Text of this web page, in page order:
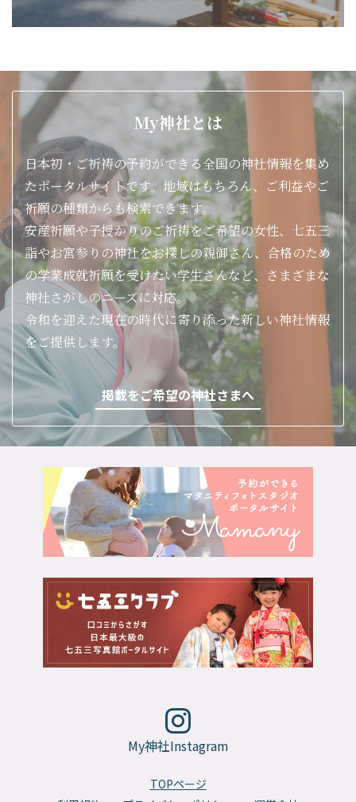
My神社とは
日本初・ご祈祷の予約ができる全国の神社情報を集め
たポータルサイトです。地域はもちろん、ご利益やご
祈願の種類からも検索できます。
安産祈願や子授かりのご祈祷をご希望の女性、七五三
詣やお宮参りの神社をお探しの親御さん、合格のため
の学業成就祈願を受けたい学生さんなど、さまざまな
神社さがしのニーズに対応。
令和を迎えた現在の時代に寄り添った新しい神社情報
をご提供します。
掲載をご希望の神社さまへ
My神社Instagram
TOPページ